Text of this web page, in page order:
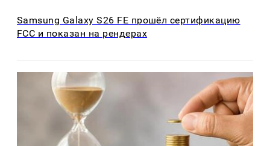
Samsung Galaxy S26 FE прошёл сертификацию
FCC и показан на рендерах